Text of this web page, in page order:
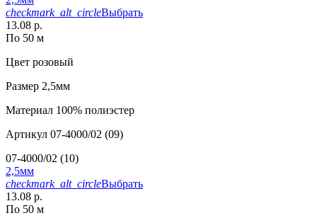
checkmark_alt_circleВыбрать
13.08 р.
По 50 м
Цвет розовый
Размер 2,5мм
Материал 100% полиэстер
Артикул 07-4000/02 (09)
07-4000/02 (10)
2,5мм
checkmark_alt_circleВыбрать
13.08 р.
По 50 м